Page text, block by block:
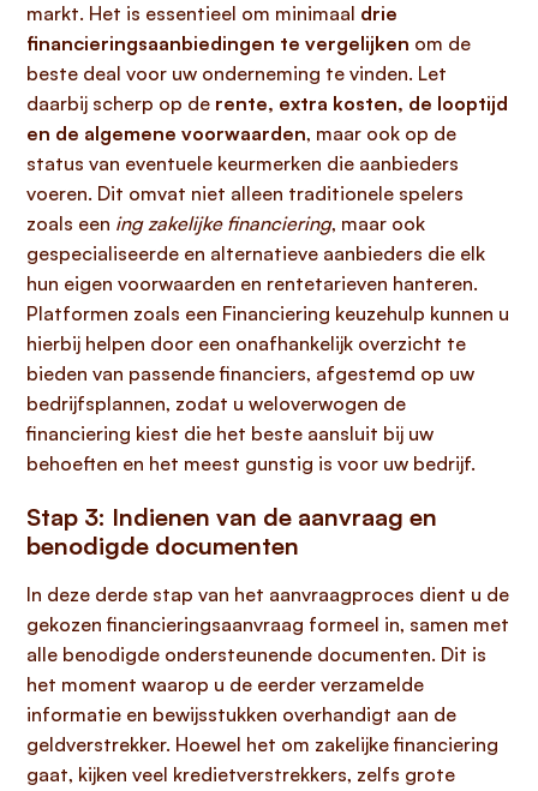
markt. Het is essentieel om minimaal drie
financieringsaanbiedingen te vergelijken om de
beste deal voor uw onderneming te vinden. Let
daarbij scherp op de rente, extra kosten, de looptijd
en de algemene voorwaarden, maar ook op de
status van eventuele keurmerken die aanbieders
voeren. Dit omvat niet alleen traditionele spelers
zoals een ing zakelijke financiering, maar ook
gespecialiseerde en alternatieve aanbieders die elk
hun eigen voorwaarden en rentetarieven hanteren.
Platformen zoals een Financiering keuzehulp kunnen u
hierbij helpen door een onafhankelijk overzicht te
bieden van passende financiers, afgestemd op uw
bedrijfsplannen, zodat u weloverwogen de
financiering kiest die het beste aansluit bij uw
behoeften en het meest gunstig is voor uw bedrijf.
Stap 3: Indienen van de aanvraag en
benodigde documenten
In deze derde stap van het aanvraagproces dient u de
gekozen financieringsaanvraag formeel in, samen met
alle benodigde ondersteunende documenten. Dit is
het moment waarop u de eerder verzamelde
informatie en bewijsstukken overhandigt aan de
geldverstrekker. Hoewel het om zakelijke financiering
gaat, kijken veel kredietverstrekkers, zelfs grote